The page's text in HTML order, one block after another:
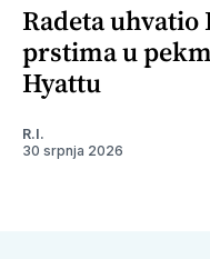
Radeta uhvatio
prstima u
Hyattu
R.I.
30 srpnja 2026